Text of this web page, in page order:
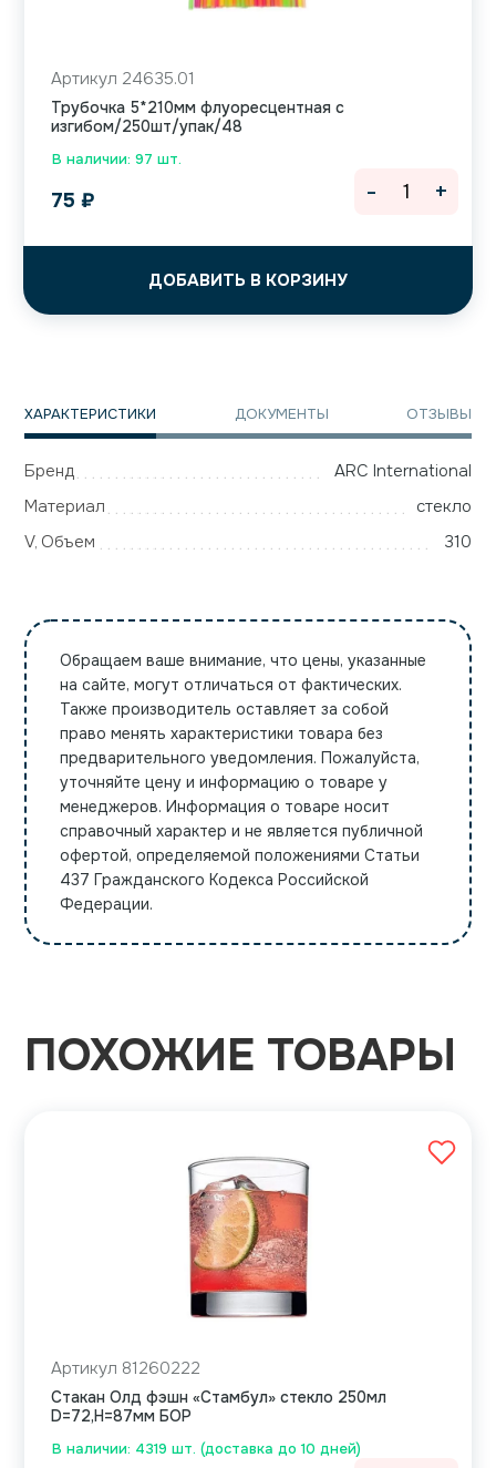
В наличии: 97 шт.
Артикул 24635.01
Трубочка 5*210мм флуоресцентная с
изгибом/250шт/упак/48
75 ₽
ДОБАВИТЬ В КОРЗИНУ
- +
ХАРАКТЕРИСТИКИ ДОКУМЕНТЫ ОТЗЫВЫ
Бренд
ARC International
Материал
стекло
V, Объем
310
Обращаем ваше внимание, что цены, указанные
на сайте, могут отличаться от фактических.
Также производитель оставляет за собой
право менять характеристики товара без
предварительного уведомления. Пожалуйста,
уточняйте цену и информацию о товаре у
менеджеров. Информация о товаре носит
справочный характер и не является публичной
офертой, определяемой положениями Статьи
437 Гражданского Кодекса Российской
Федерации.
ПОХОЖИЕ ТОВАРЫ
В наличии: 4319 шт. (доставка до 10 дней)
Артикул 81260222
Стакан Олд фэшн «Стамбул» стекло 250мл
D=72,H=87мм БОР